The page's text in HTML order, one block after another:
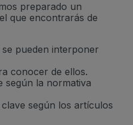
preparado un
que encontrarás de
pueden interponer
conocer de ellos.
según la normativa
según los artículos